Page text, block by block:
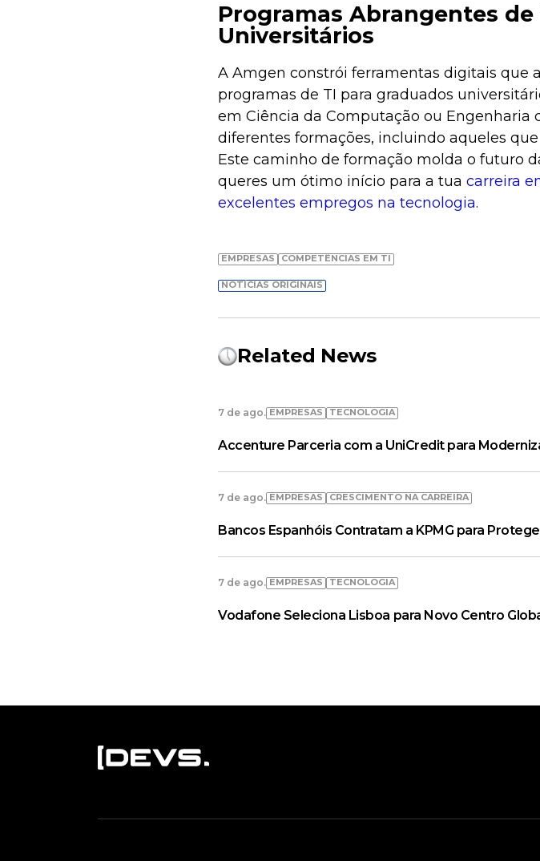
Programas Abrangentes de
Universitários
A Amgen constrói ferramentas digitais que
programas de TI para graduados
em Ciência da Computação ou Engenharia
diferentes formações, incluindo aqueles
Este caminho de formação molda o futuro
queres um ótimo início para a tua carreira
excelentes empregos na tecnologia.
EMPRESAS COMPETÊNCIAS EM TI
NOTÍCIAS ORIGINAIS
Related News
7 de ago. EMPRESAS TECNOLOGIA
Accenture Parceria com a UniCredit para
7 de ago. EMPRESAS CRESCIMENTO NA CARREIRA
Bancos Espanhóis Contratam a KPMG para
7 de ago. EMPRESAS TECNOLOGIA
Vodafone Seleciona Lisboa para Novo Centro